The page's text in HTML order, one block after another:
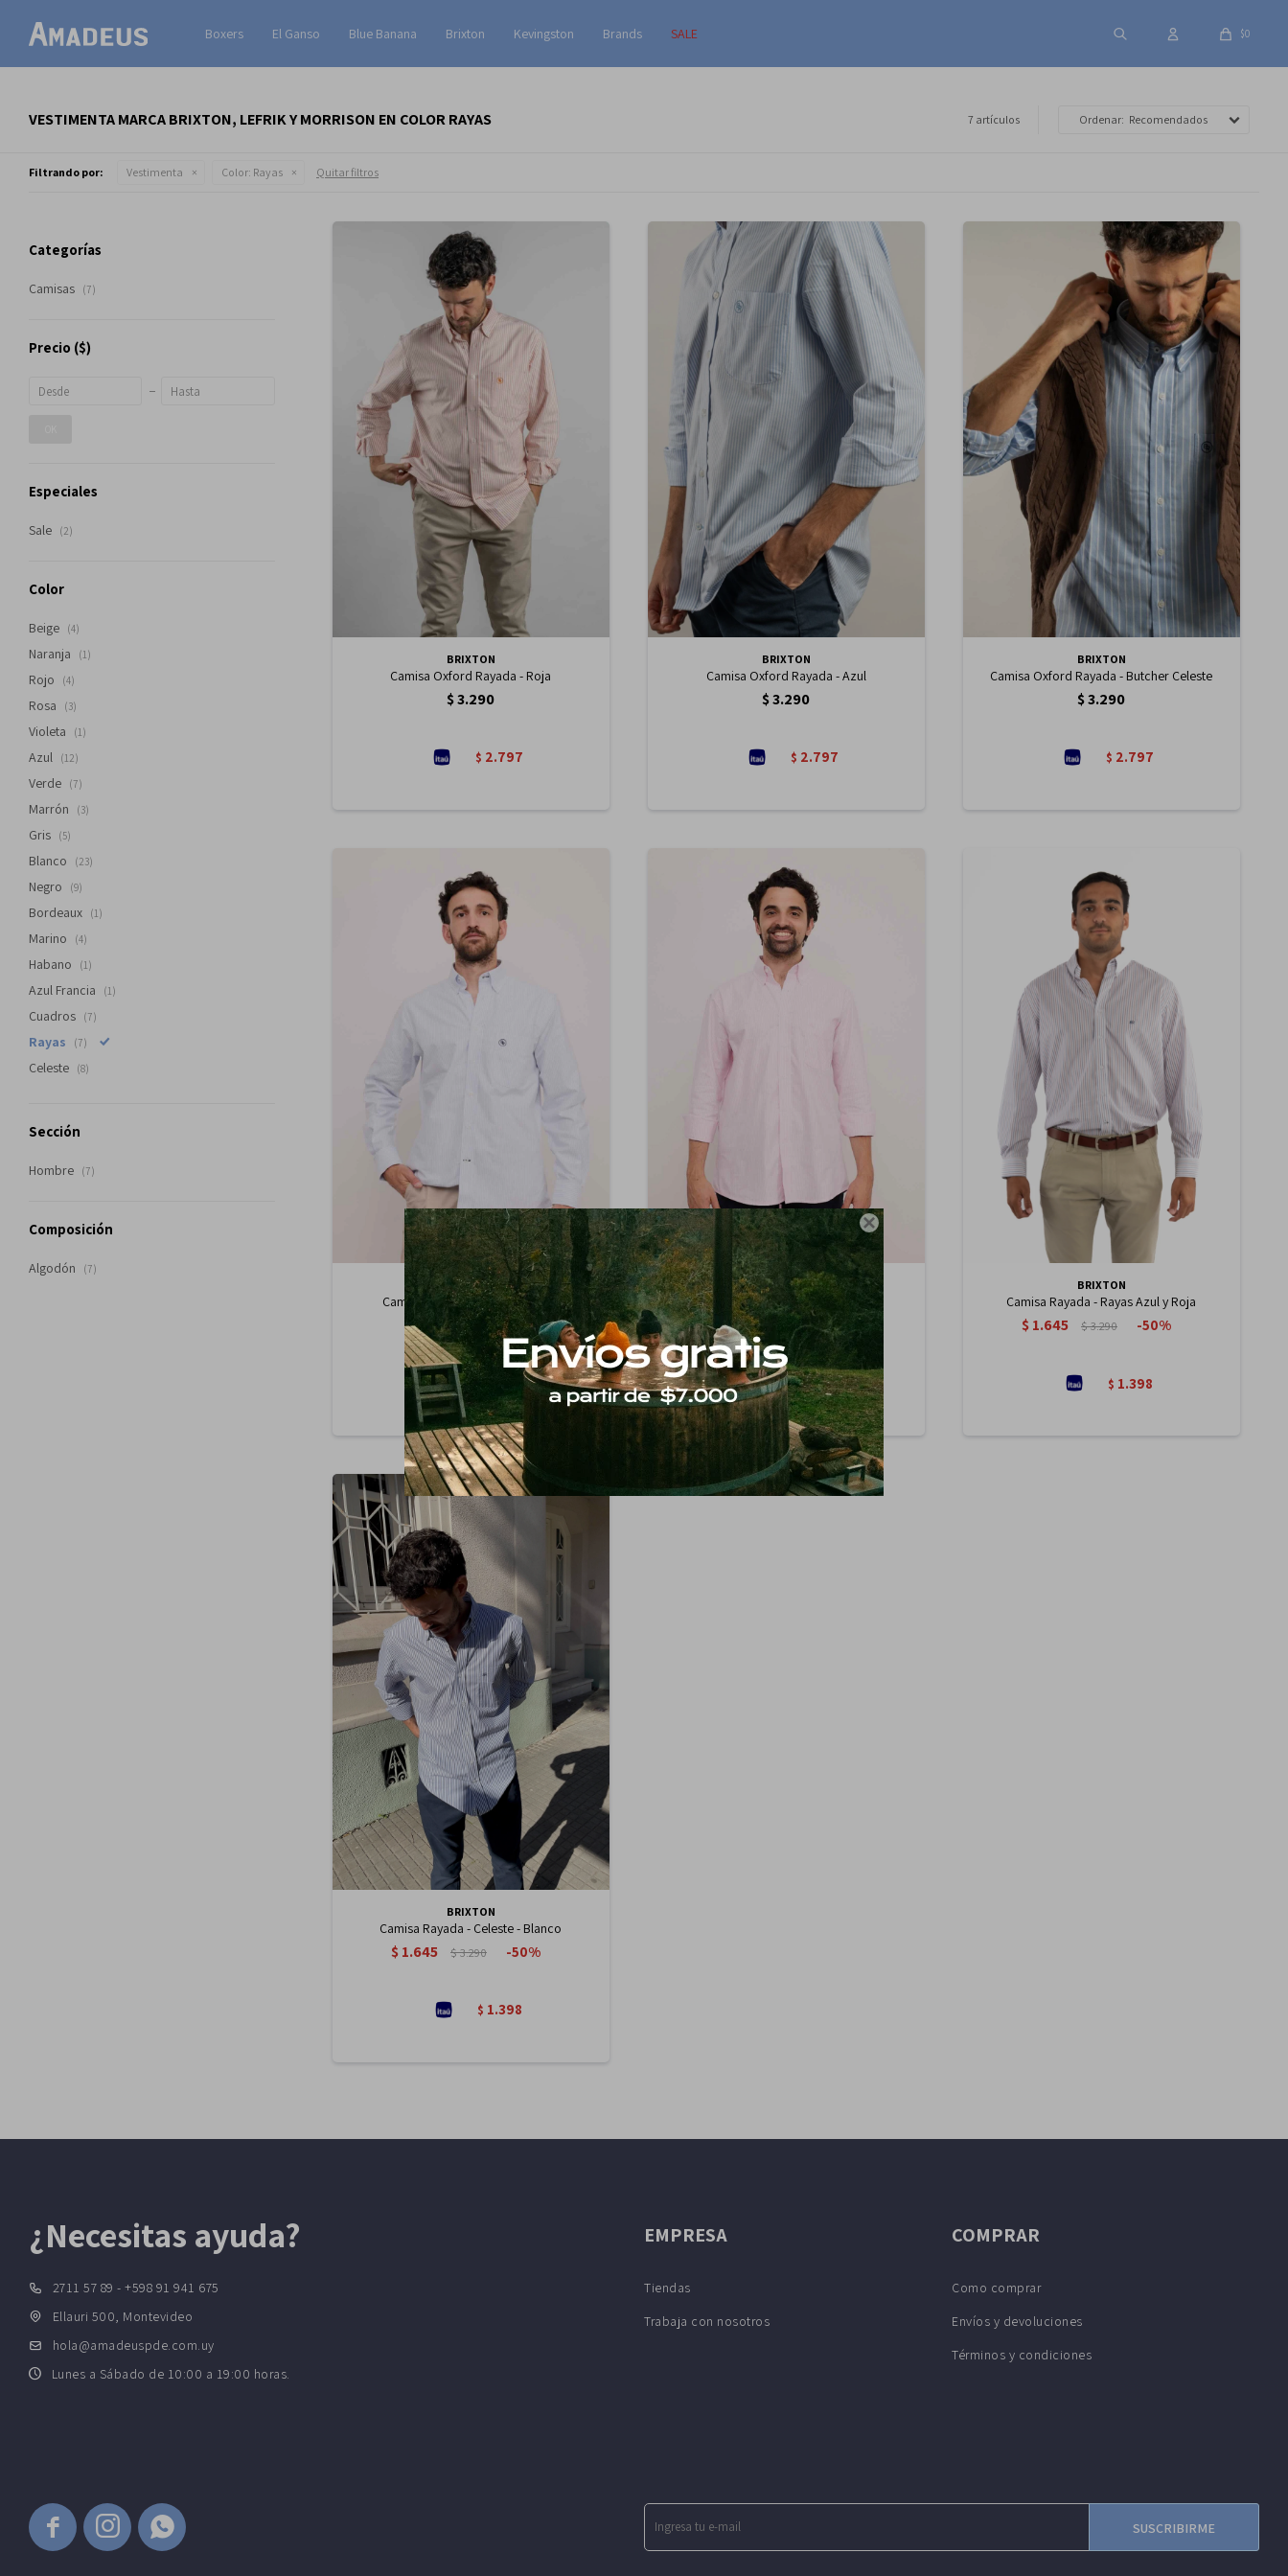

Boxers El Ganso Blue Banana Brixton Kevingston Brands SALE $0
VESTIMENTA MARCA BRIXTON, LEFRIK Y MORRISON EN COLOR RAYAS 7 artículos Recomendados
Filtrando por: Vestimenta Color: Rayas Quitar filtros
BRIXTON
Camisa Oxford Rayada - Roja
$3.290
$ 2.797
BRIXTON
Camisa Oxford Rayada - Azul
$3.290
$ 2.797
BRIXTON
Camisa Oxford Rayada - Butcher Celeste
$3.290
$ 2.797
BRIXTON
Camisa Oxford Rayada - Celeste
$ 3.290
$2.797
BRIXTON
Camisa Oxford Rayada - Rosada
3.290
$2.797
BRIXTON
Camisa Rayada - Rayas Azul y Roja
$1.645 $3.290 50
$ 1.398
BRIXTON
Camisa Rayada - Celeste - Blanco
$1.645 $3.290 50
$ 1.398
Categorías
Camisas (7)
Precio ($)
Especiales
Sale (2)
Color
Beige (4)
Naranja (1)
Rojo (4)
Rosa (3)
Violeta (1)
Azul (12)
Verde (7)
Marrón (3)
Gris (5)
Blanco (23)
Negro (9)
Bordeaux (1)
Marino (4)
Habano (1)
Azul Francia (1)
Cuadros (7)
Rayas (7)
Celeste (8)
Sección
Hombre (7)
Composición
Algodón (7)
   SUSCRIBIRME
¿Necesitas ayuda?
2711 57 89 - +598 91 941 675
Ellauri 500, Montevideo
hola@amadeuspde.com.uy
Lunes a Sábado de 10:00 a 19:00 horas.
EMPRESA
Tiendas
Trabaja con nosotros
COMPRAR
Como comprar
Envíos y devoluciones
Términos y condiciones